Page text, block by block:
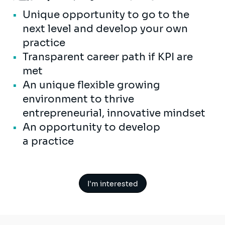
Unique opportunity to go to the
next level and develop your own
practice
Transparent career path if KPI are
met
An unique flexible growing
environment to thrive
entrepreneurial, innovative mindset
An opportunity to develop
a practice
I'm interested